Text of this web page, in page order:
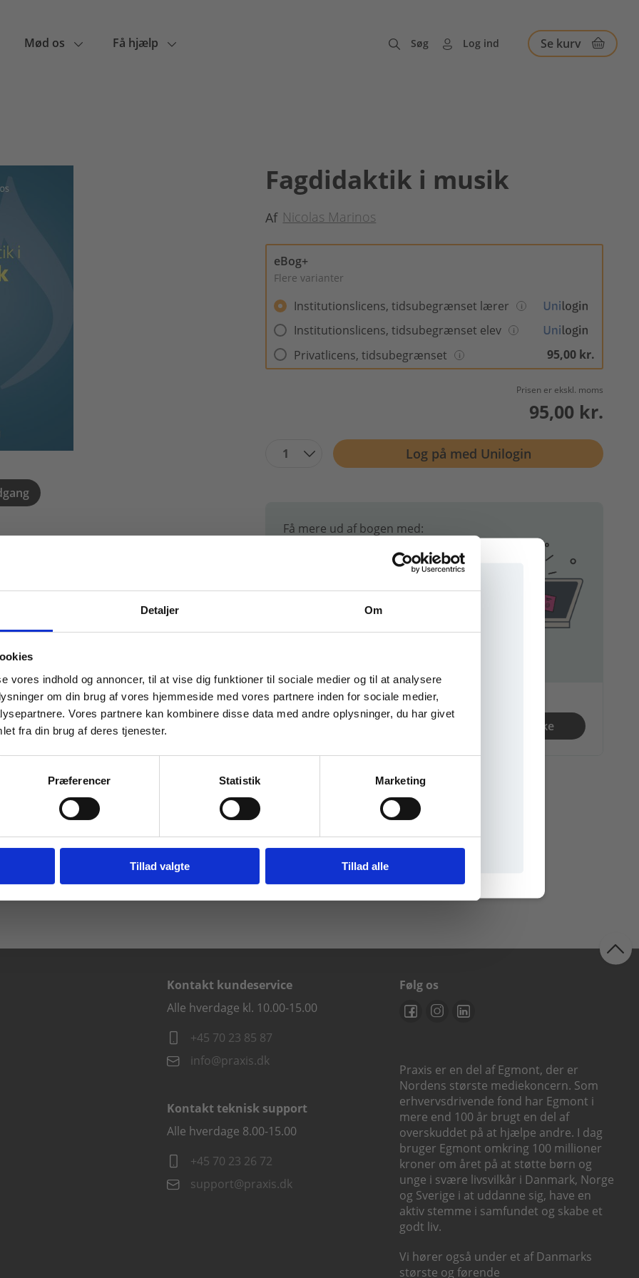
Detaljer Om
vores indhold og annoncer, til at vise dig funktioner til sociale medier og til at analysere
om din brug af vores hjemmeside med vores partnere inden for sociale medier,
Vores partnere kan kombinere disse data med andre oplysninger, du har givet
fra din brug af deres tjenester.
Præferencer Statistik Marketing
Tillad valgte Tillad alle
Mød os Få hjælp Søg Log ind Se kurv
Fagdidaktik i musik
Af Nicolas Marinos
eBog+
Flere varianter
Institutionslicens, tidsubegrænset lærer
Institutionslicens, tidsubegrænset elev
Privatlicens, tidsubegrænset
95,00 kr.
Prisen er ekskl. moms
95,00 kr.
1 Log på med Unilogin
Få mere ud af bogen med:
Pris fra
30,00 kr. Se fagpakke
redskaberne til didaktisk at analysere
tilrettelæggelsen af
musikundervisningen skal være et
både til den uerfarne
i de teoretiske bevæggrunde for
valg, som man står over for
i musikundervisningen. Her
og kvalificere gode valg i
kunne tjene som et
udvikling blandt musiklærere.
Kontakt kundeservice
Alle hverdage kl. 10.00-15.00
+45 70 23 85 87
info@praxis.dk
Kontakt teknisk support
Alle hverdage 8.00-15.00
+45 70 23 26 72
support@praxis.dk
Følg os
Praxis er en del af Egmont, der er
Nordens største mediekoncern. Som
erhvervsdrivende fond har Egmont i
mere end 100 år brugt en del af
overskuddet på at hjælpe andre. I dag
bruger Egmont omkring 100 millioner
kroner om året på at støtte børn og
unge i svære livsvilkår i Danmark, Norge
og Sverige i at uddanne sig, have en
aktiv stemme i samfundet og skabe et
godt liv.
Vi hører også under et af Danmarks
største og førende
mm.
For institutioner og
virksomheder. Du får
vist priser ekskl. moms.
Tilgå dine onlinematerialer